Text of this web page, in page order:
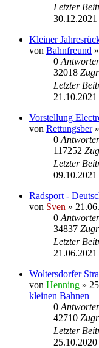
Letzter
Kleiner
von Bahnfreund
0
32018
Letzter
Vorstellung
von Rettungsber»
0
117252
Letzter
Radsport -
von Sven »
0
34837
Letzter
Woltersdorfer
von Henning »
kleinen Bahnen
0
42710
Letzter